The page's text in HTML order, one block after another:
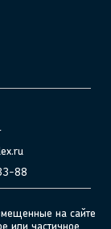
88
на сайте